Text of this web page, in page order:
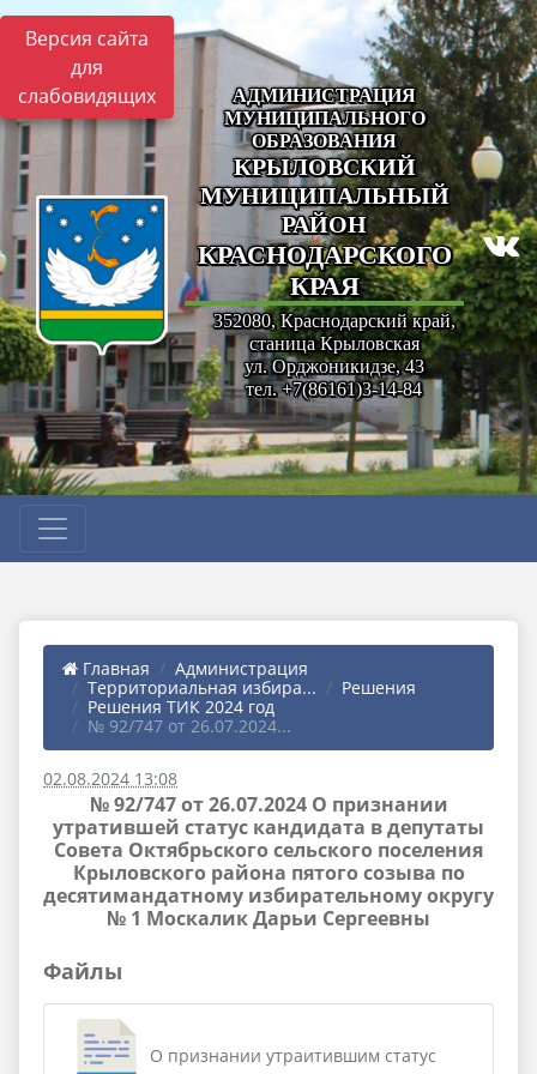
Версия сайта
для
слабовидящих
АДМИНИСТРАЦИЯ
МУНИЦИПАЛЬНОГО
ОБРАЗОВАНИЯ
КРЫЛОВСКИЙ
МУНИЦИПАЛЬНЫЙ
РАЙОН
КРАСНОДАРСКОГО
КРАЯ
352080, Краснодарский край,
станица Крыловская
ул. Орджоникидзе, 43
тел. +7(86161)3-14-84
Главная
Администрация
Территориальная избира...
Решения
Решения ТИК 2024 год
№ 92/747 от 26.07.2024...
02.08.2024 13:08
№ 92/747 от 26.07.2024 О признании
утратившей статус кандидата в депутаты
Совета Октябрьского сельского поселения
Крыловского района пятого созыва по
десятимандатному избирательному округу
№ 1 Москалик Дарьи Сергеевны
Файлы
О признании утраитившим статус